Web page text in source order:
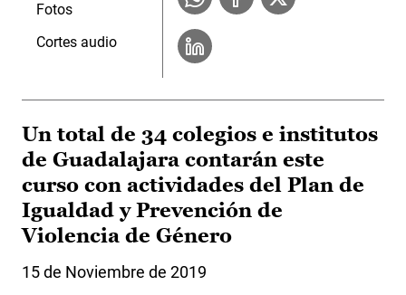
Fotos
Cortes audio
Un total de 34 colegios e institutos
de Guadalajara contarán este
curso con actividades del Plan de
Igualdad y Prevención de
Violencia de Género
15 de Noviembre de 2019